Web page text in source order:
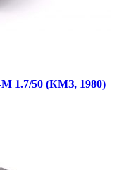
1.7/50 (КМЗ, 1980)